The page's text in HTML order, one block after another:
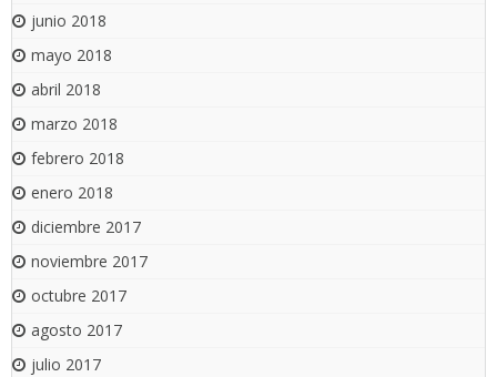
junio 2018
mayo 2018
abril 2018
marzo 2018
febrero 2018
enero 2018
diciembre 2017
noviembre 2017
octubre 2017
agosto 2017
julio 2017